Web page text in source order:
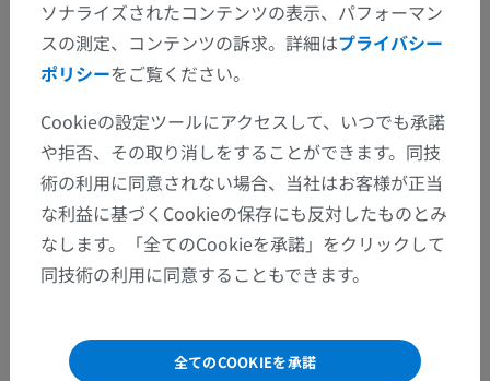
解剖学的階層
人体解剖学2
下肢帯の骨> 寛骨> 寛骨臼>
Paries posterior acetabuli
ソナライズされたコンテンツの表示、パフォーマン
スの測定、コンテンツの訴求。詳細はプライバシー
ポリシーをご覧ください。
Cookieの設定ツールにアクセスして、いつでも承諾
や拒否、その取り消しをすることができます。同技
術の利用に同意されない場合、当社はお客様が正当
な利益に基づくCookieの保存にも反対したものとみ
なします。「全てのCookieを承諾」をクリックして
同技術の利用に同意することもできます。
全てのCOOKIEを承諾